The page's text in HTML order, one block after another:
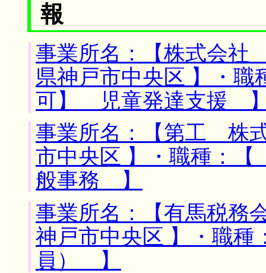
報
事業所名：【株式会
県神戸市中央区 】・職
可】 児童発達支援
事業所名：【第工 株
市中央区 】・職種：
般事務 】
事業所名：【有馬税務
神戸市中央区 】・職種
員） 】